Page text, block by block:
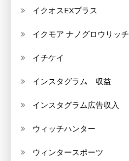
イクオスEXプラス
イクモア ナノグロウリッチ
イチケイ
インスタグラム 収益
インスタグラム広告収入
ウィッチハンター
ウィンタースポーツ